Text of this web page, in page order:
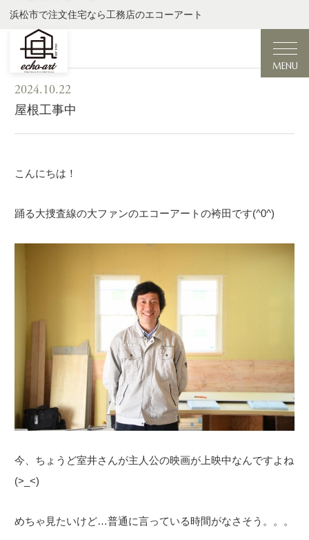
浜松市で注文住宅なら工務店のエコーアート
MENU
2024.10.22
屋根工事中
こんにちは！
踊る大捜査線の大ファンのエコーアートの袴田です(^0^)
今、ちょうど室井さんが主人公の映画が上映中なんですよね
(>_<)
めちゃ見たいけど…普通に言っている時間がなさそう。。。